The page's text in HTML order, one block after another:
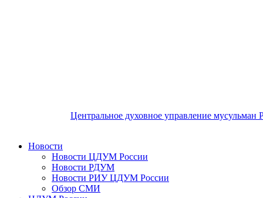
Центральное духовное управление мусульман
Новости
Новости ЦДУМ России
Новости РДУМ
Новости РИУ ЦДУМ России
Обзор СМИ